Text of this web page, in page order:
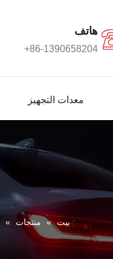
هاتف
86-1390658204+
معدات التجهيز
بيت » منتجات »